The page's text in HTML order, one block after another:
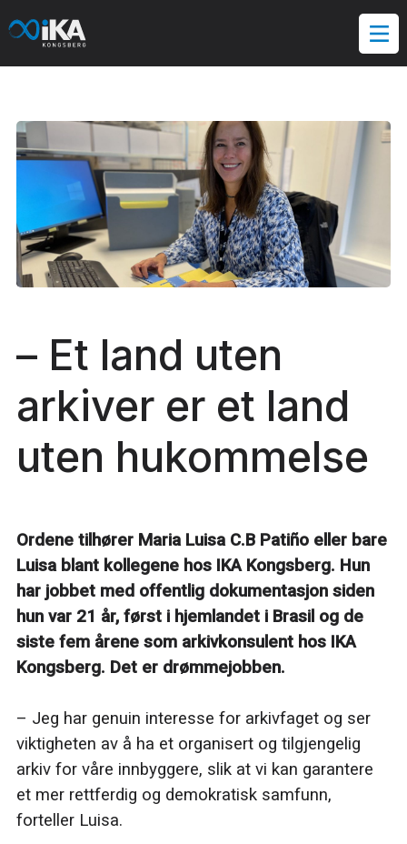
Hopp
til
– Et land uten
arkiver er et land
uten hukommelse
Ordene tilhører Maria Luisa C.B Patiño eller bare
Luisa blant kollegene hos IKA Kongsberg. Hun
har jobbet med offentlig dokumentasjon siden
hun var 21 år, først i hjemlandet i Brasil og de
siste fem årene som arkivkonsulent hos IKA
Kongsberg. Det er drømmejobben.
– Jeg har genuin interesse for arkivfaget og ser
viktigheten av å ha et organisert og tilgjengelig
arkiv for våre innbyggere, slik at vi kan garantere
et mer rettferdig og demokratisk samfunn,
forteller Luisa.